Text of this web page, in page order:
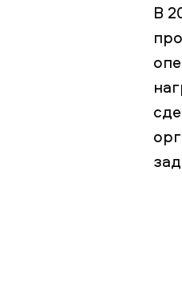
В